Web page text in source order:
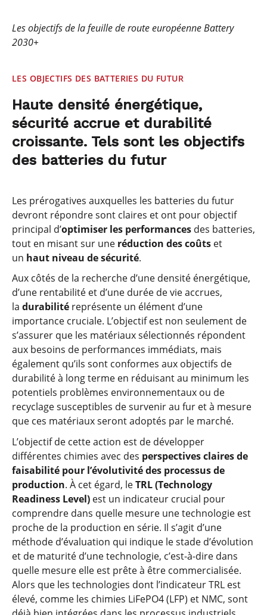
Les objectifs de la feuille de route européenne Battery
2030+
LES OBJECTIFS DES BATTERIES DU FUTUR
Haute densité énergétique,
sécurité accrue et durabilité
croissante. Tels sont les objectifs
des batteries du futur
Les prérogatives auxquelles les batteries du futur
devront répondre sont claires et ont pour objectif
principal d’optimiser les performances des batteries,
tout en misant sur une réduction des coûts et
un haut niveau de sécurité.
Aux côtés de la recherche d’une densité énergétique,
d’une rentabilité et d’une durée de vie accrues,
la durabilité représente un élément d’une
importance cruciale. L’objectif est non seulement de
s’assurer que les matériaux sélectionnés répondent
aux besoins de performances immédiats, mais
également qu’ils sont conformes aux objectifs de
durabilité à long terme en réduisant au minimum les
potentiels problèmes environnementaux ou de
recyclage susceptibles de survenir au fur et à mesure
que ces matériaux seront adoptés par le marché.
L’objectif de cette action est de développer
différentes chimies avec des perspectives claires de
faisabilité pour l’évolutivité des processus de
production. À cet égard, leTRL (Technology
Readiness Level) est un indicateur crucial pour
comprendre dans quelle mesure une technologie est
proche de la production en série. Il s’agit d’une
méthode d’évaluation qui indique le stade d’évolution
et de maturité d’une technologie, c’est-à-dire dans
quelle mesure elle est prête à être commercialisée.
Alors que les technologies dont l’indicateur TRL est
élevé, comme les chimies LiFePO4 (LFP) et NMC, sont